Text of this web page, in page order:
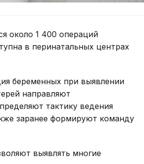
около 1 400 операций
в перинатальных центрах
беременных при выявлении
направляют
тактику ведения
заранее формируют команду
выявлять многие